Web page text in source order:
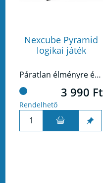
Nexcube Pyramid
logikai játék
Páratlan élményre és egy igazán egyedi logikai fejtörőre vágysz? Ez esetben a NexCube különleges, piramis alakú "logikai kockája" csak rád vár!
3 990 Ft
Rendelhető